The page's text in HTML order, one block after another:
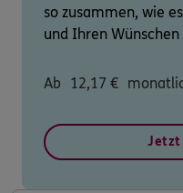
so zusammen, wie
und Ihren Wünschen
Ab 12,17 €
Jetzt